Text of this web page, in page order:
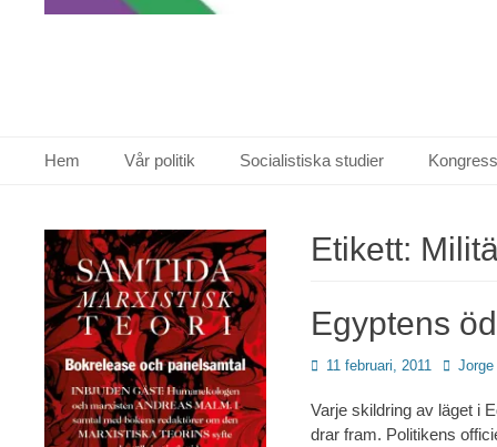
Primär meny
Hem Vår politik Socialistiska studier
Etikett:
Egyptens
Publicerad
11 februari, 2011 Jorge
Varje skildring av läget i
drar fram. Politikens